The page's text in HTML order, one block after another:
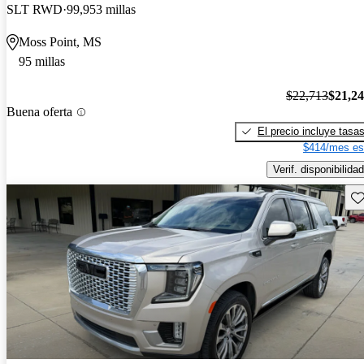
SLT RWD 99,953 millas
Moss Point, MS
95 millas
Buena oferta
$22,713
El precio incluye tasas
$414/mes
Verif. disponibilidad